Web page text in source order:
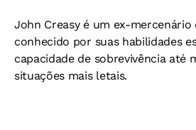
John Creasy é um ex-mercenário
conhecido por suas habilidades
capacidade de sobrevivência até
situações mais letais.